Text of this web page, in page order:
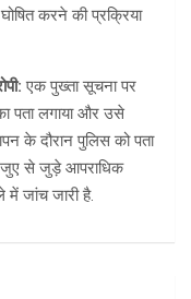
करने की प्रक्रिया
एक पुख्ता सूचना पर
पता लगाया और उसे
के दौरान पुलिस को पता
जुए से जुड़े आपराधिक
में जांच जारी है.